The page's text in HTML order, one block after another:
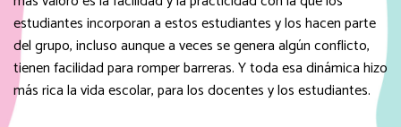
estudiantes incorporan a estos estudiantes y los hacen parte
del grupo, incluso aunque a veces se genera algún conflicto,
tienen facilidad para romper barreras. Y toda esa dinámica hizo
más rica la vida escolar, para los docentes y los estudiantes.